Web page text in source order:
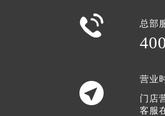
 总部

营业
门店
客服